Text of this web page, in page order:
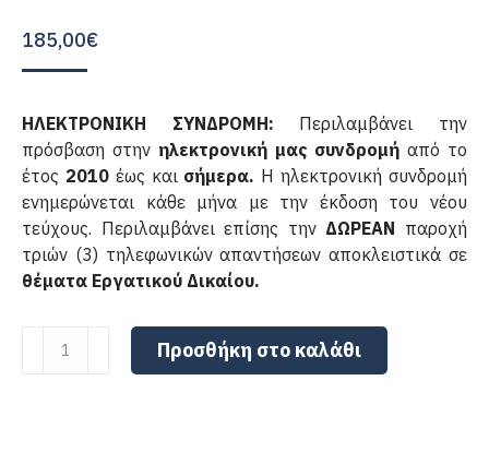
185,00€
ΗΛΕΚΤΡΟΝΙΚΗ ΣΥΝΔΡΟΜΗ: Περιλαμβάνει την
πρόσβαση στην ηλεκτρονική μας συνδρομή από το
έτος 2010 έως και σήμερα. Η ηλεκτρονική συνδρομή
ενημερώνεται κάθε μήνα με την έκδοση του νέου
τεύχους. Περιλαμβάνει επίσης την ΔΩΡΕΑΝ παροχή
τριών (3) τηλεφωνικών απαντήσεων αποκλειστικά σε
θέματα Εργατικού Δικαίου.
Ανώνυμες
Προσθήκη στο καλάθι